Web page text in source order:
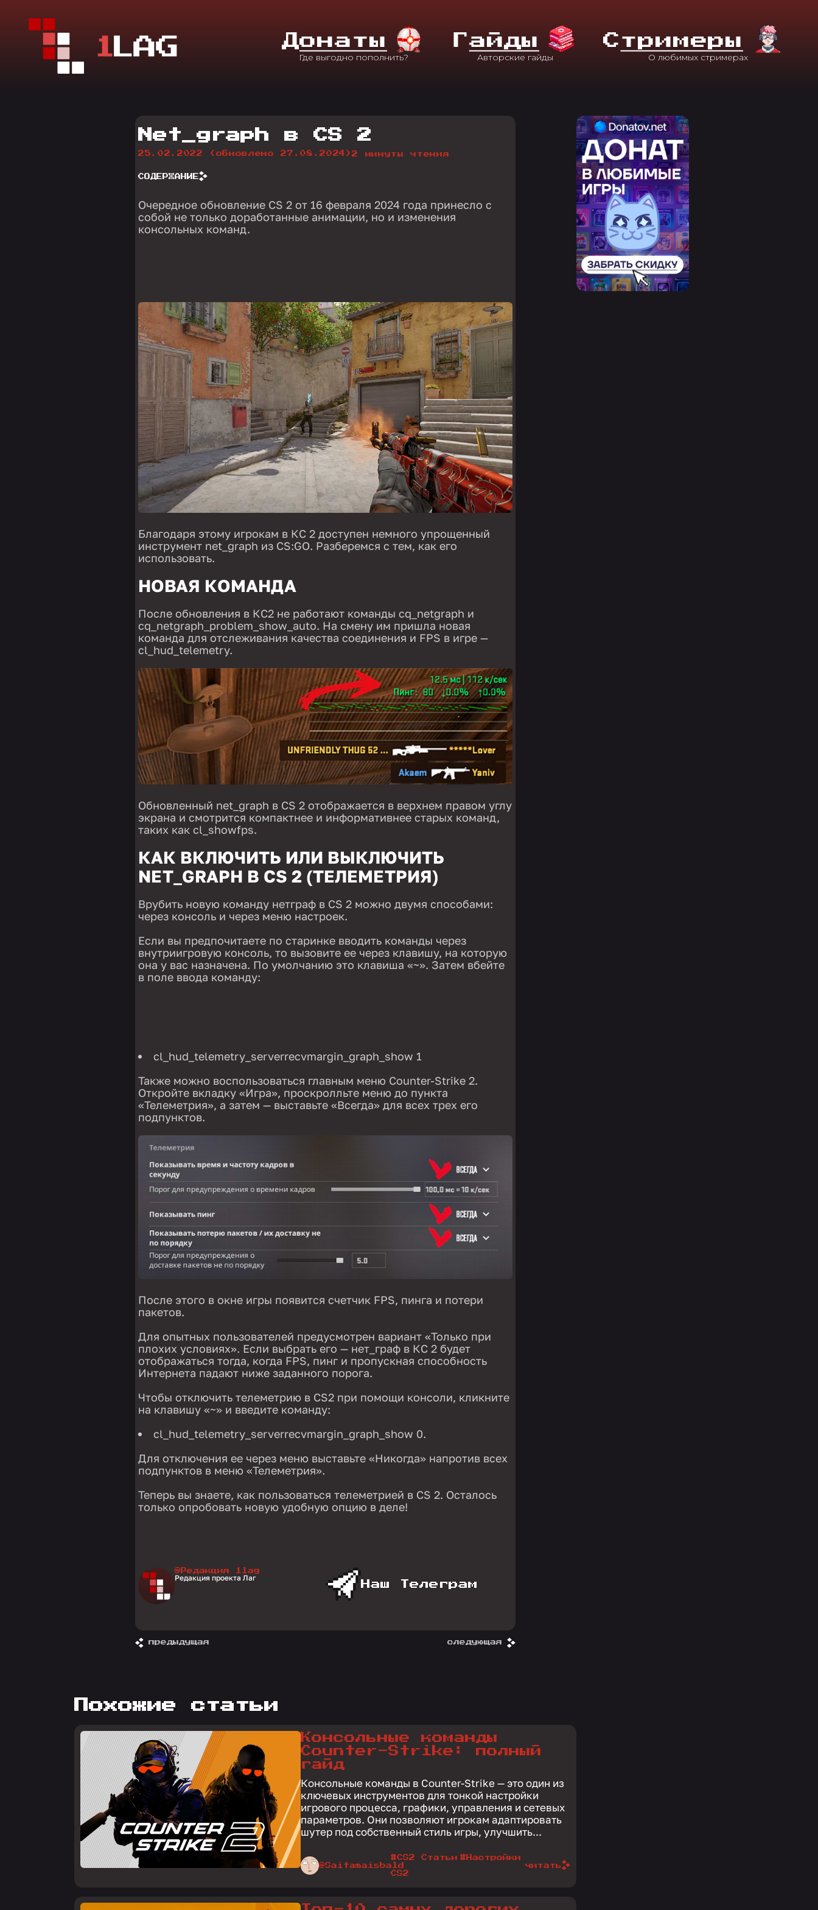
ДОнаты ГАйды С Тримеры
Net_graph в CS 2
25.02.2022 (обновлено 27.08.2024)2 минуты чтения
СОДЕРЖАНИЕ
Очередное обновление CS 2 от 16 февраля 2024 года принесло с
собой не только доработанные анимации, но и изменения
консольных команд.
Благодаря этому игрокам в КС 2 доступен немного упрощенный
инструмент net_graph из CS:GO. Разберемся с тем, как его
использовать.
НОВАЯ КОМАНДА
После обновления в КС2 не работают команды cq_netgraph и
cq_netgraph_problem_show_auto. На смену им пришла новая
команда для отслеживания качества соединения и FPS в игре —
cl_hud_telemetry.
Обновленный net_graph в CS 2 отображается в верхнем правом углу
экрана и смотрится компактнее и информативнее старых команд,
таких как cl_showfps.
КАК ВКЛЮЧИТЬ ИЛИ ВЫКЛЮЧИТЬ
NET_GRAPH В CS 2 (ТЕЛЕМЕТРИЯ)
Врубить новую команду нетграф в CS 2 можно двумя способами:
через консоль и через меню настроек.
Если вы предпочитаете по старинке вводить команды через
внутриигровую консоль, то вызовите ее через клавишу, на которую
она у вас назначена. По умолчанию это клавиша «~». Затем вбейте
в поле ввода команду:
cl_hud_telemetry_serverrecvmargin_graph_show 1
Также можно воспользоваться главным меню Counter-Strike 2.
Откройте вкладку «Игра», проскролльте меню до пункта
«Телеметрия», а затем — выставьте «Всегда» для всех трех его
подпунктов.
После этого в окне игры появится счетчик FPS, пинга и потери
пакетов.
Для опытных пользователей предусмотрен вариант «Только при
плохих условиях». Если выбрать его — нет_граф в КС 2 будет
отображаться тогда, когда FPS, пинг и пропускная способность
Интернета падают ниже заданного порога.
Чтобы отключить телеметрию в CS2 при помощи консоли, кликните
на клавишу «~» и введите команду:
cl_hud_telemetry_serverrecvmargin_graph_show 0.
Для отключения ее через меню выставьте «Никогда» напротив всех
подпунктов в меню «Телеметрия».
Теперь вы знаете, как пользоваться телеметрией в CS 2. Осталось
только опробовать новую удобную опцию в деле!
@Редакция 1lag
Редакция проекта Лаг
Наш Телеграм
предыдущая следующая
похожие статьи
Консольные команды
Counter-Strike: полный
гайд
Консольные команды в Counter-Strike — это один из
ключевых инструментов для тонкой настройки
игрового процесса, графики, управления и сетевых
параметров. Они позволяют игрокам адаптировать
шутер под собственный стиль игры, улучшить...
@Saitamaisbald
#CS2 Статьи #Настройки
CS2
читать